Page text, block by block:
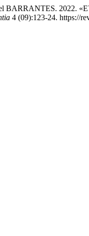
BARRANTES. 2022.
4 (09):123-24. https://